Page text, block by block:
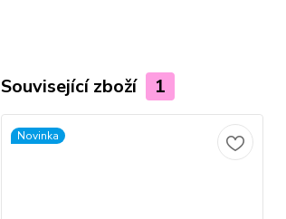
Související zboží 1
Novinka